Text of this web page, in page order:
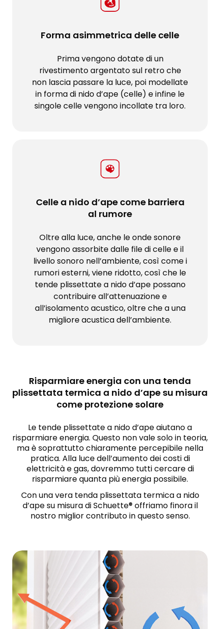
Forma asimmetrica delle celle
Prima vengono dotate di un
rivestimento argentato sul retro che
non lascia passare la luce, poi modellate
in forma di nido d’ape (celle) e infine le
singole celle vengono incollate tra loro.
Celle a nido d’ape come barriera
al rumore
Oltre alla luce, anche le onde sonore
vengono assorbite dalle file di celle e il
livello sonoro nell’ambiente, così come i
rumori esterni, viene ridotto, così che le
tende plissettate a nido d’ape possano
contribuire all’attenuazione e
all’isolamento acustico, oltre che a una
migliore acustica dell’ambiente.
Risparmiare energia con una tenda
plissettata termica a nido d’ape su misura
come protezione solare
Le tende plissettate a nido d’ape aiutano a
risparmiare energia. Questo non vale solo in teoria,
ma è soprattutto chiaramente percepibile nella
pratica. Alla luce dell’aumento dei costi di
elettricità e gas, dovremmo tutti cercare di
risparmiare quanta più energia possibile.
Con una vera tenda plissettata termica a nido
d’ape su misura di Schuette® offriamo finora il
nostro miglior contributo in questo senso.